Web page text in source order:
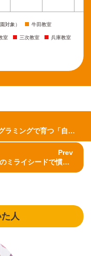
対象） 牛田教室
室 三次教室 兵庫教室
自分なりの道を見つける力」
Prev
たICT力を大爆発させよう！
人